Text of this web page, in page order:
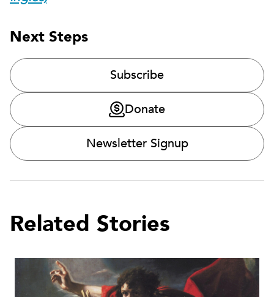
Next Steps
Subscribe
Donate
Newsletter Signup
Related Stories